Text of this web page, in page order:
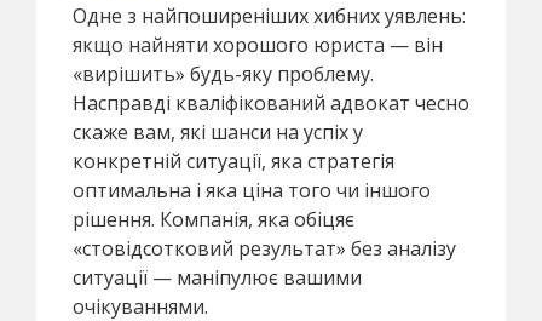
Одне з найпоширеніших хибних уявлень:
якщо найняти хорошого юриста — він
«вирішить» будь-яку проблему.
Насправді кваліфікований адвокат чесно
скаже вам, які шанси на успіх у
конкретній ситуації, яка стратегія
оптимальна і яка ціна того чи іншого
рішення. Компанія, яка обіцяє
«стовідсотковий результат» без аналізу
ситуації — маніпулює вашими
очікуваннями.